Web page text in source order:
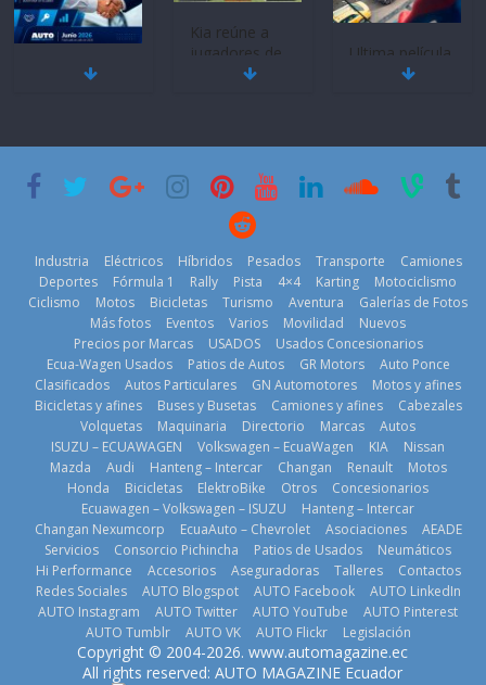
Bosch y
renovable
25 de julio de
Nuevo SUV
Honda ZR-V
Advanced
Hybrid para el
mercado local
23 de julio de
Quito se alista
para un nuevo
2026
Kia reúne a
jugadores de
fútbol de todo
el mundo en
‘Kia OMBC
Cup’
6 de mayo de
2026
La Vuelta al
Ecuador 2026,
¿Qué puede
pasar con tu
3 de agosto de
La FEDAK
recibe 12
Sinotruk
Bolden para
cubrir las rutas
de La Vuelta
31 de julio de
2026
El costo de
Industria Eléctricos Híbridos Pesados Transporte
Camiones
Deportes
Fórmula 1 Rally Pista 4×4 Karting
Motociclismo
Ciclismo
Motos Bicicletas Turismo Aventura
Galerías de Fotos
Más fotos
Eventos Varios Movilidad
Nuevos
Precios por Marcas
USADOS
Usados Concesionarios
Ecua-Wagen Usados
Patios de Autos GR Motors
Auto Ponce
Clasificados
Autos Particulares GN Automotores
Motos y afines
Bicicletas y afines
Buses y Busetas Camiones y afines
Cabezales
Volquetas
Maquinaria Directorio Marcas
Autos
ISUZU – ECUAWAGEN
Volkswagen – EcuaWagen KIA
Nissan
Mazda
Audi Hanteng – Intercar Changan Renault
Motos
Honda
Bicicletas ElektroBike Otros
Concesionarios
Ecuawagen – Volkswagen – ISUZU
Hanteng – Intercar
Changan Nexumcorp
EcuaAuto – Chevrolet Asociaciones
AEADE
Servicios
Consorcio Pichincha Patios de Usados
Neumáticos
Hi Performance
Accesorios Aseguradoras Talleres
Contactos
Redes Sociales
AUTO Blogspot AUTO Facebook
AUTO LinkedIn
AUTO Instagram
AUTO Twitter AUTO YouTube
AUTO Pinterest
AUTO Tumblr
AUTO VK AUTO Flickr Legislación
Copyright © 2004-2026. www.automagazine.ec
All rights reserved: AUTO MAGAZINE Ecuador